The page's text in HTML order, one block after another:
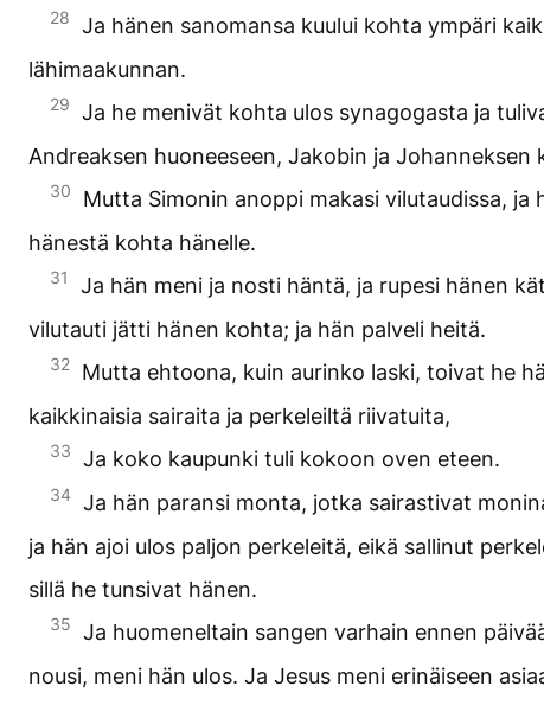
28
Ja hänen sanomansa kuului kohta ympäri
lähimaakunnan.
29
Ja he menivät kohta ulos synagogasta ja
Andreaksen huoneeseen, Jakobin ja Johanneksen
30
Mutta Simonin anoppi makasi vilutaudissa, ja
hänestä kohta hänelle.
31
Ja hän meni ja nosti häntä, ja rupesi hänen
vilutauti jätti hänen kohta; ja hän palveli heitä.
32
Mutta ehtoona, kuin aurinko laski, toivat he
kaikkinaisia sairaita ja perkeleiltä riivatuita,
33 Ja koko kaupunki tuli kokoon oven eteen.
34
Ja hän paransi monta, jotka sairastivat
ja hän ajoi ulos paljon perkeleitä, eikä sallinut
sillä he tunsivat hänen.
35
Ja huomeneltain sangen varhain ennen
nousi, meni hän ulos. Ja Jesus meni erinäiseen